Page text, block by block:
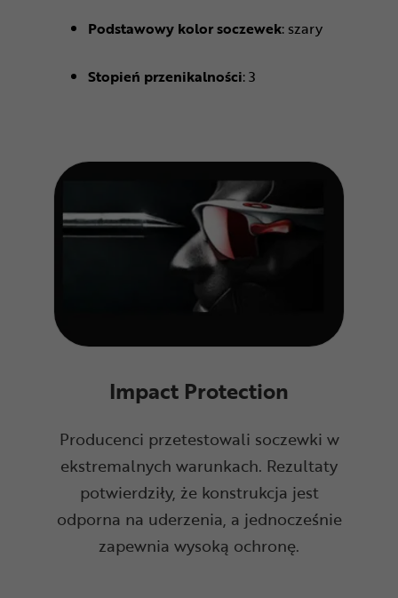
Podstawowy kolor soczewek: szary
Stopień przenikalności: 3
Impact Protection
Producenci przetestowali soczewki w
ekstremalnych warunkach. Rezultaty
potwierdziły, że konstrukcja jest
odporna na uderzenia, a jednocześnie
zapewnia wysoką ochronę.